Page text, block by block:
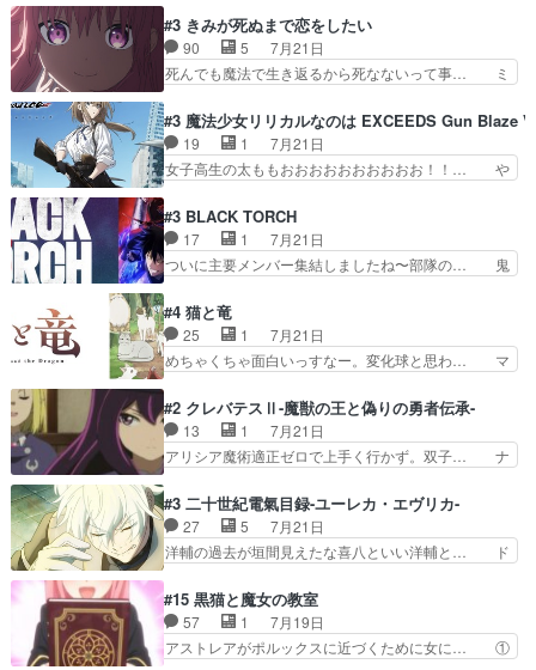
しゃあない。狂犬かくましいつ来… 本作はぬるい
ハーレムではなく、真面目に一… エリスはしばら
くEDだけやね。アイシャ、…
ャ子の従姉妹シュラ子登場。主人公眼福… 跡目争
いの新キャラ登場で、今回はシュール… めちゃ子
のいとこかわいい今回主人公の驚き… メチャ子を
くしゃみと鼻水が止まらなくなる… お父さんに押
をちびっ子にしたあの玉、も… 半裸の警官の方が
怖い。ライバルキャラかわ… 霊媒師が人の肩に霊
を乗せるな笑なんてモノ…
#3 きみが死ぬまで恋をしたい
90 5
7月21日
死んでも魔法で生き返るから死なないって事… ミ
ミ、最後のその顔は怖いよ...。てかタ… もはや人
間なのかも怪しい戦闘シーンがない… 今話第LO
／原画で参加させていただきまし… 皆大好き、ロ
リの全裸だーーーーーーッッッ… シーナとミミが
芽吹く百合の花。ミミ(c… ルームメイト1ヶ月経
ってシーナがミミの人… もう後戻りできないぞ」
してくるとは思わん…
#3 魔法少女リリカルなのは EXCEEDS Gun Blaze
19 1
7月21日
女子高生の太ももおおおおおおおおおお！！… や
瀬シイナと夜海トワ』今回はフォロワー… なのは
と出逢い炎の魔人の能力を人類の為に… ・シイ
ナ、トワと出会う親近感を感じる2人… 篠宮マナ
が登場したけど公式サイトに20歳… リリカルな
ちゃ食うやん魔人狩りチーム強… 人類滅亡寸前ま
で追い詰められていたのに、… 第３話をU-NEXT
で視聴しました。視聴…
#3 BLACK TORCH
17 1
7月21日
ついに主要メンバー集結しましたね〜部隊の… 鬼
描いたようなチョロインだったな。下半… 前回か
ら引き続いてじいさんとの決別の冒頭… あっちは
呪霊でこっちは物怪。忍者っぽいア… 護衛対象と
なる弐郎を連れて隠密局へ、彼の… →現状展開が
た弐郎は鬼子母神一華の護衛… 護衛はお尻一華、
ここは定番やっぱ物の怪の… ①敵は会話してる最
中の同乗者を物音一つ発…
#4 猫と竜
25 1
7月21日
めちゃくちゃ面白いっすなー。変化球と思わ… マ
代もの猫たちの誕生と成長を見守る猫竜… 前回猫
たちで熊退治をしていた中の一匹の猫… と思って
みにいったらクロバネのCV.速水… 「おじちゃん
は身内に甘い」で、いきなり笑… ガチで素晴らし
た子猫たちのその後が描か… 王子の旅の始まりは
確かにそうでしたよね！… リゼロ見終わっちゃっ
てほのぼの系がいいか…
#2 クレバテスⅡ-魔獣の王と偽りの勇者伝承-
13 1
7月21日
アリシア魔術適正ゼロで上手く行かず。双子… ナ
紹介の時台に乗ってるサラサ可愛いw学… ナイ
エ・シフォンリッツの出番が多くて嬉し… 石田で
こいつワルだな。なぜ大猿に変身した… 2冊目の
トアの書は学長の手に1話冒頭と合… アリシアと
たのにロリ化されて学生にされ… これはいい黒沢
ともよ。笑いのセンスも合う… ナイエのリアクシ
ョンが面白い。ローメイン…
#3 二十世紀電氣目録-ユーレカ・エヴリカ-
27 5
7月21日
洋輔の過去が垣間見えたな喜八といい洋輔と… ド
が目録に固執する理由もほぼ明らかとな… これ京
アニだったのかそのわりにはそこまで… 清六兄ち
ゃんと喜八、清六と洋輔それぞれの… 化学的作用
に依りて継続して…電池と称すっ… 洋輔、清六の
#15 黒猫と魔女の教室
57 1
7月19日
アストレアがポルックスに近づくために女に… ①